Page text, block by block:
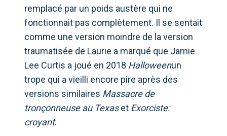
remplacé par un poids austère qui ne
fonctionnait pas complètement. Il se sentait
comme une version moindre de la version
traumatisée de Laurie a marqué que Jamie
Lee Curtis a joué en 2018 Halloweenun
trope qui a vieilli encore pire après des
versions similaires Massacre de
tronçonneuse au Texaset Exorciste:
croyant.